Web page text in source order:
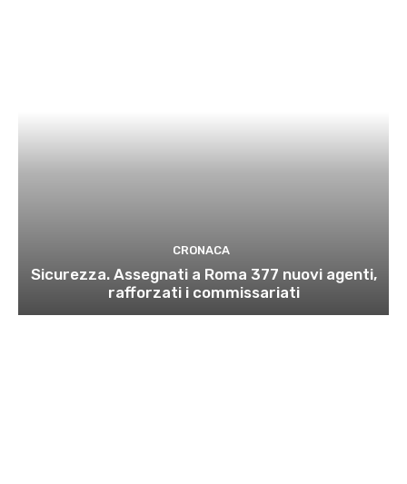
CRONACA
Sicurezza. Assegnati a Roma 377 nuovi agenti,
rafforzati i commissariati